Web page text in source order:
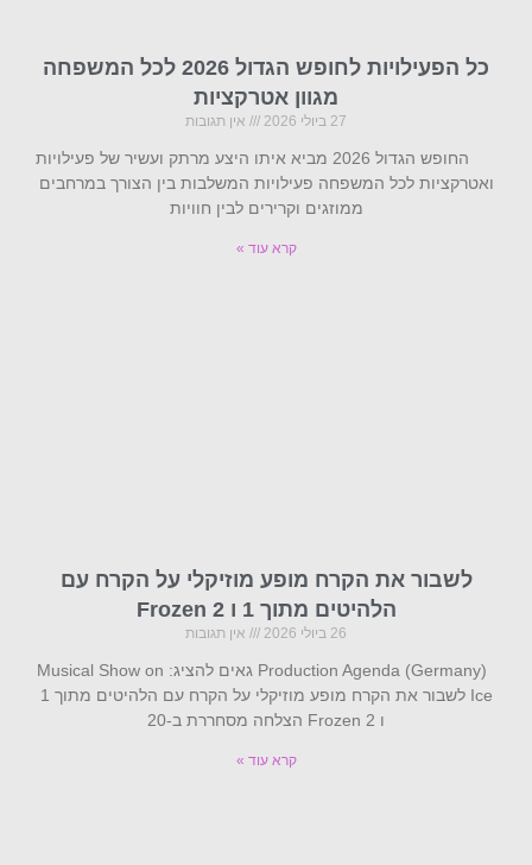
כל הפעילויות לחופש הגדול 2026 לכל המשפחה
מגוון אטרקציות
27 ביולי 2026 אין תגובות
החופש הגדול 2026 מביא איתו היצע מרתק ועשיר של פעילויות
ואטרקציות לכל המשפחה פעילויות המשלבות בין הצורך במרחבים
ממוזגים וקרירים לבין חוויות
קרא עוד »
לשבור את הקרח מופע מוזיקלי על הקרח עם
הלהיטים מתוך 1 ו Frozen 2
26 ביולי 2026 אין תגובות
Production Agenda (Germany) גאים להציג: Musical Show on
Ice לשבור את הקרח מופע מוזיקלי על הקרח עם הלהיטים מתוך 1
ו Frozen 2 הצלחה מסחררת ב-20
קרא עוד »